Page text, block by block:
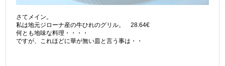
さてメイン。
私は地元ジローナ産の牛ひれのグリル。 28.64€
何とも地味な料理・・・・
ですが、これほどに華が無い皿と言う事は・・